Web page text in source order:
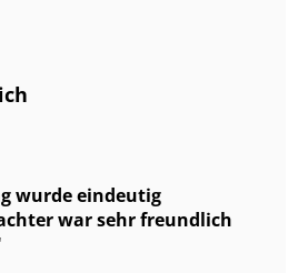
wurde eindeutig
war sehr freundlich